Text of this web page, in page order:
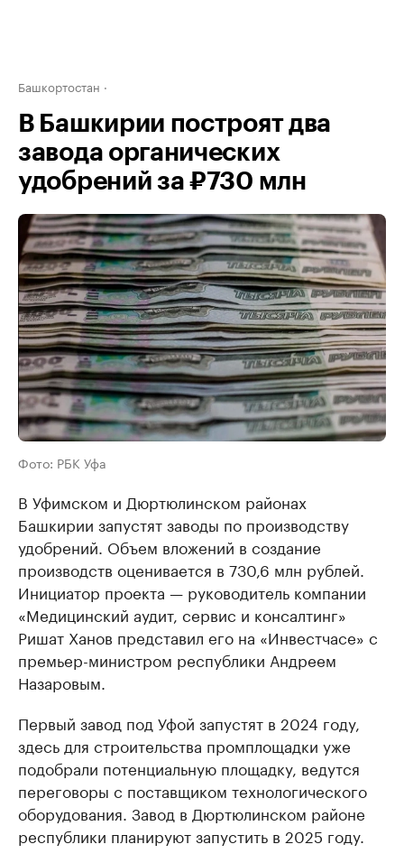
Башкортостан
В Башкирии построят два
завода органических
удобрений за ₽730 млн
Фото: РБК Уфа
В Уфимском и Дюртюлинском районах
Башкирии запустят заводы по производству
удобрений. Объем вложений в создание
производств оценивается в 730,6 млн рублей.
Инициатор проекта — руководитель компании
«Медицинский аудит, сервис и консалтинг»
Ришат Ханов представил его на «Инвестчасе» с
премьер-министром республики Андреем
Назаровым.
Первый завод под Уфой запустят в 2024 году,
здесь для строительства промплощадки уже
подобрали потенциальную площадку, ведутся
переговоры с поставщиком технологического
оборудования. Завод в Дюртюлинском районе
республики планируют запустить в 2025 году.